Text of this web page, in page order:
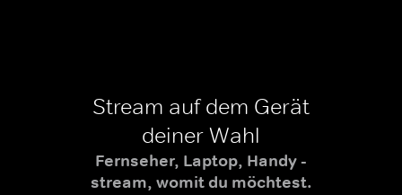
Stream auf dem Gerät
deiner Wahl
Fernseher, Laptop, Handy -
stream, womit du möchtest.